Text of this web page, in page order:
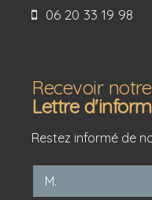
06 20 33 19 98
Recevoir notre
Lettre
Restez informé de